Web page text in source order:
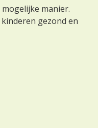
manier.
gezond en